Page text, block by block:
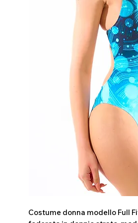
Costume donna modello Full